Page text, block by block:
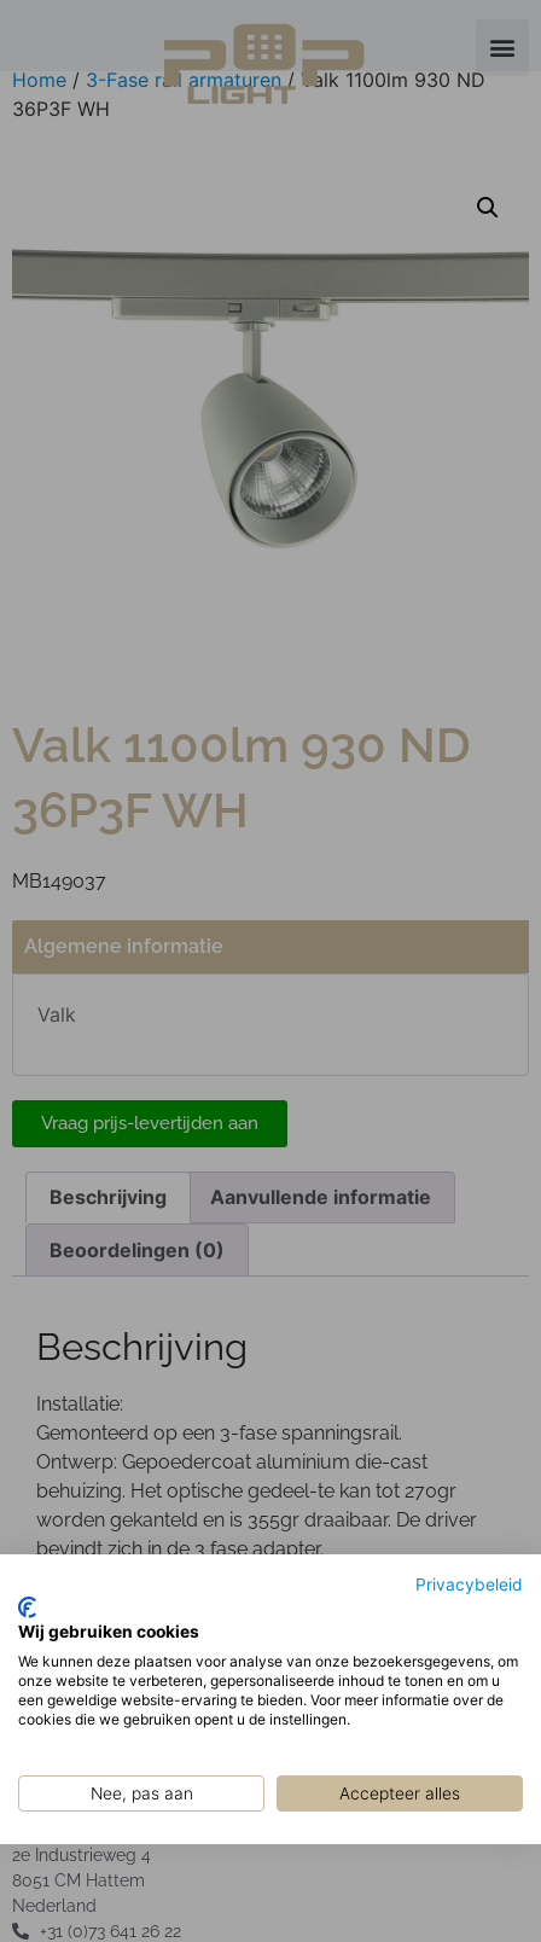
Privacybeleid
Wij gebruiken cookies
We kunnen deze plaatsen voor analyse van onze bezoekersgegevens, om
onze website te verbeteren, gepersonaliseerde inhoud te tonen en om u
een geweldige website-ervaring te bieden. Voor meer informatie over de
cookies die we gebruiken opent u de instellingen.
Nee, pas aan Accepteer alles
Home / 3-Fase rail armaturen / Valk 1100lm 930 ND
36Р3F WH
Valk 1100lm 930 ND
36Р3F WH
MB149037
Algemene informatie
Valk
Vraag prijs-levertijden aan
Beschrijving Aanvullende informatie
Beoordelingen (0)
Beschrijving
Installatie:
Gemonteerd op een 3-fase spanningsrail.
Ontwerp: Gepoedercoat aluminium die-cast
behuizing. Het optische gedeel-te kan tot 270gr
worden gekanteld en is 355gr draaibaar. De driver
bevindt zich in de 3 fase adapter.
helder glas.
POP Light B.V.
2e Industrieweg 4
8051 CM Hattem
Nederland
+31 (0)73 641 26 22